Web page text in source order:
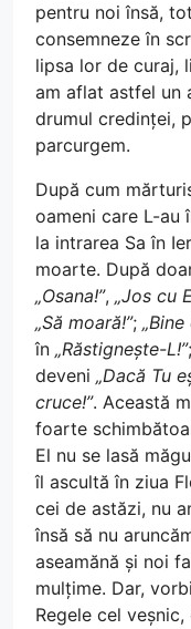
pentru noi însă,
consemneze în
lipsa lor de curaj,
am aflat astfel un
drumul credinței,
parcurgem.
După cum
oameni care L-au
la intrarea Sa în
moarte. După
„Osana!”, „Jos cu
„Să moară!”;
în „Răstignește-L!”;
deveni „Dacă Tu
cruce!”. Această
foarte
El nu se lasă
îl ascultă în ziua
cei de astăzi, nu
însă să nu
aseamănă și noi
mulțime. Dar,
Regele cel